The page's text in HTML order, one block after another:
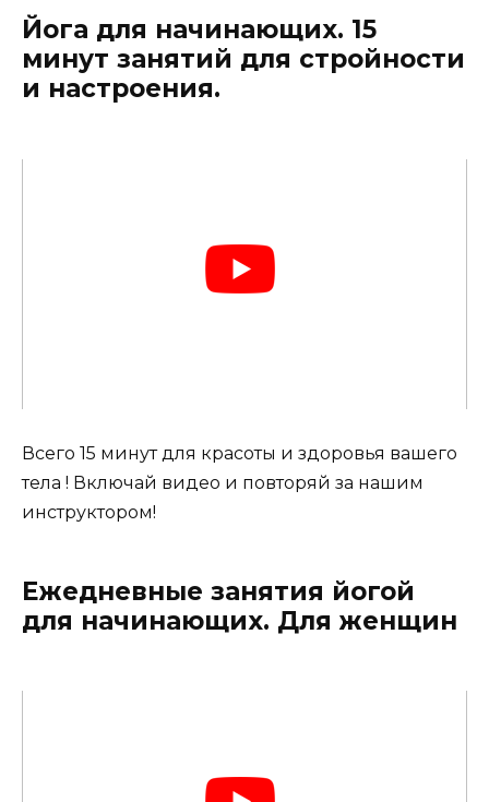
Йога для начинающих. 15
минут занятий для стройности
и настроения.
Всего 15 минут для красоты и здоровья вашего
тела ! Включай видео и повторяй за нашим
инструктором!
Ежедневные занятия йогой
для начинающих. Для женщин